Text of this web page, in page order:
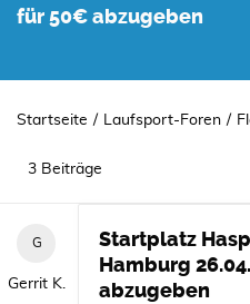
für 50€ abzugeben
Startseite Laufsport-Foren
3 Beiträge
Gerrit K.
Startplatz
Hamburg
abzugeben